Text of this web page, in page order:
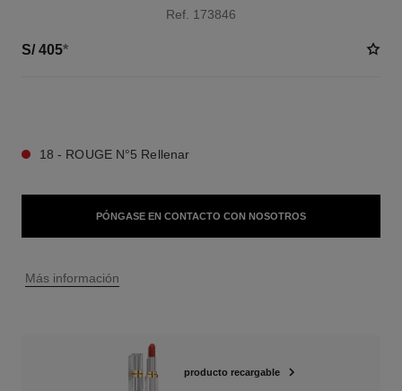
Ref. 173846
S/ 405*
18 - ROUGE N°5 Rellenar
PÓNGASE EN CONTACTO CON NOSOTROS
↩
Más información
producto recargable